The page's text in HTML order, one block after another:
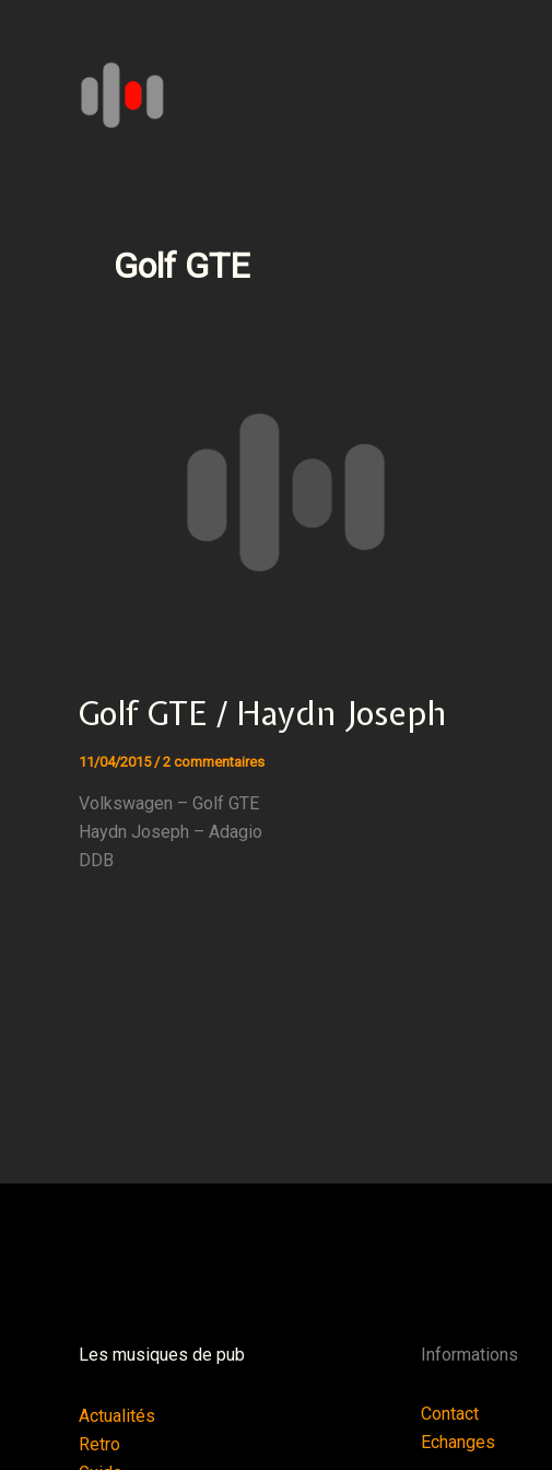
Golf GTE
Golf GTE / Haydn Joseph
11/04/2015/2 commentaires
Volkswagen – Golf GTE
Haydn Joseph – Adagio
DDB
Les musiques de pub
Actualités
Retro
Informations
Contact
Echanges